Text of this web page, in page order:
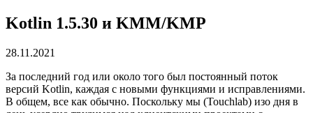
Kotlin 1.5.30 и KMM/KMP
28.11.2021
За последний год или около того был постоянный поток
версий Kotlin, каждая с новыми функциями и исправлениями.
В общем, все как обычно. Поскольку мы (Touchlab) изо дня в